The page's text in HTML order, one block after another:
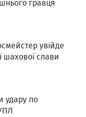
гравця
увійде
шахової слави
удару по